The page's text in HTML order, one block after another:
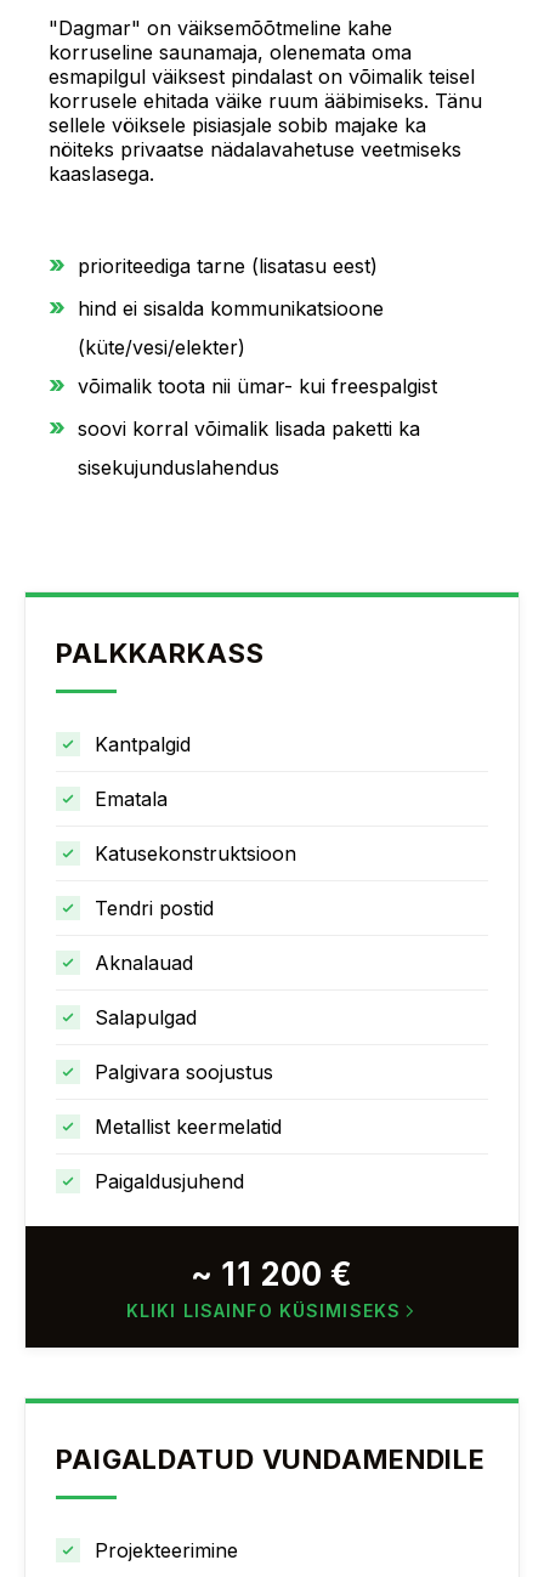
"Dagmar" on väiksemõõtmeline kahe
korruseline saunamaja, olenemata oma
esmapilgul väiksest pindalast on võimalik teisel
korrusele ehitada väike ruum ääbimiseks. Tänu
sellele vöiksele pisiasjale sobib majake ka
nöiteks privaatse nädalavahetuse veetmiseks
kaaslasega.
prioriteediga tarne (lisatasu eest)
hind ei sisalda kommunikatsioone
(küte/vesi/elekter)
võimalik toota nii ümar- kui freespalgist
soovi korral võimalik lisada paketti ka
sisekujunduslahendus
PALKKARKASS
Kantpalgid
Ematala
Katusekonstruktsioon
Tendri postid
Aknalauad
Salapulgad
Palgivara soojustus
Metallist keermelatid
Paigaldusjuhend
~ 11 200 €
KLIKI LISAINFO KÜSIMISEKS
PAIGALDATUD VUNDAMENDILE
Projekteerimine